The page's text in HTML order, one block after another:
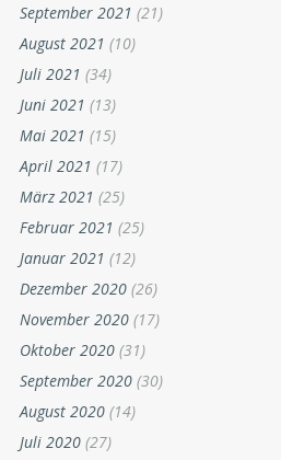
September 2021 (21)
August 2021 (10)
Juli 2021 (34)
Juni 2021 (13)
Mai 2021 (15)
April 2021 (17)
März 2021 (25)
Februar 2021 (25)
Januar 2021 (12)
Dezember 2020 (26)
November 2020 (17)
Oktober 2020 (31)
September 2020 (30)
August 2020 (14)
Juli 2020 (27)